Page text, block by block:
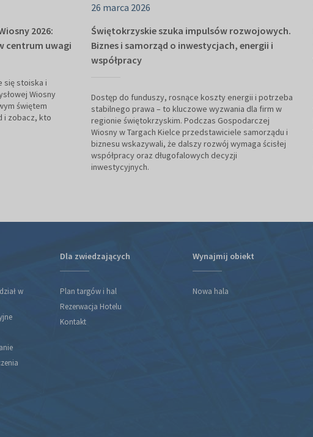
2026:
centrum uwagi
się stoiska i
Wiosny
świętem
i zobacz, kto
26 marca 2026
Świętokrzyskie szuka impulsów rozwojowych.
Biznes i samorząd o inwestycjach, energii i
współpracy
Dostęp do funduszy, rosnące koszty energii i potrzeba
stabilnego prawa – to kluczowe wyzwania dla firm w
regionie świętokrzyskim. Podczas Gospodarczej
Wiosny w Targach Kielce przedstawiciele samorządu i
biznesu wskazywali, że dalszy rozwój wymaga ścisłej
współpracy oraz długofalowych decyzji
inwestycyjnych.
w
Dla zwiedzających
Plan targów i hal
Rezerwacja Hotelu
Kontakt
Wynajmij obiekt
Nowa hala